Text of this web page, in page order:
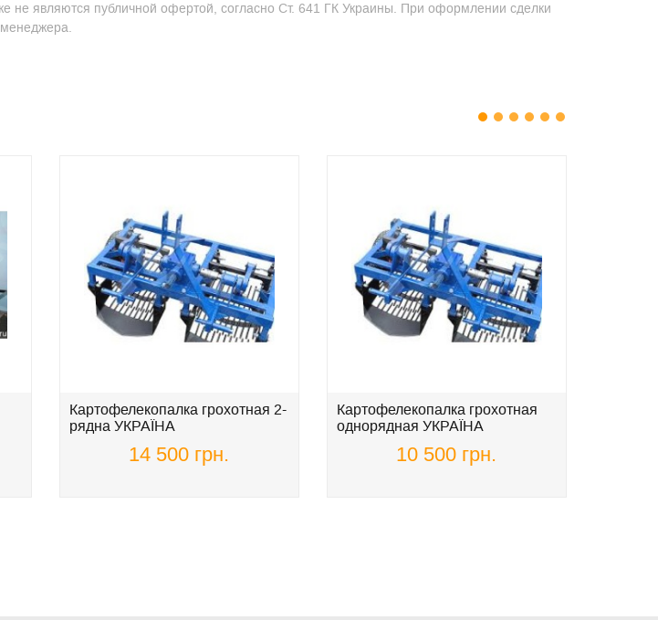
не являются публичной офертой, согласно Ст. 641 ГК Украины. При оформлении сделки
Картофелекопалка грохотная 2-
рядна УКРАЇНА
14 500 грн.
Картофелекопалка грохотная
однорядная УКРАЇНА
10 500 грн.
1 2 3 4 5 6